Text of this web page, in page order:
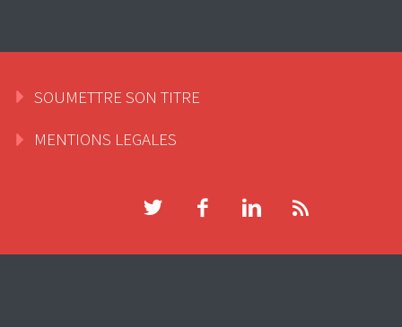
SOUMETTRE SON TITRE
MENTIONS LEGALES